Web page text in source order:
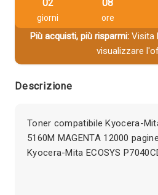
02
giorni
08
ore
Più acquisti, più risparmi:Visita
visualizzare
Descrizione
Toner compatibile Kyocera-
5160M MAGENTA 12000
Kyocera-Mita ECOSYS